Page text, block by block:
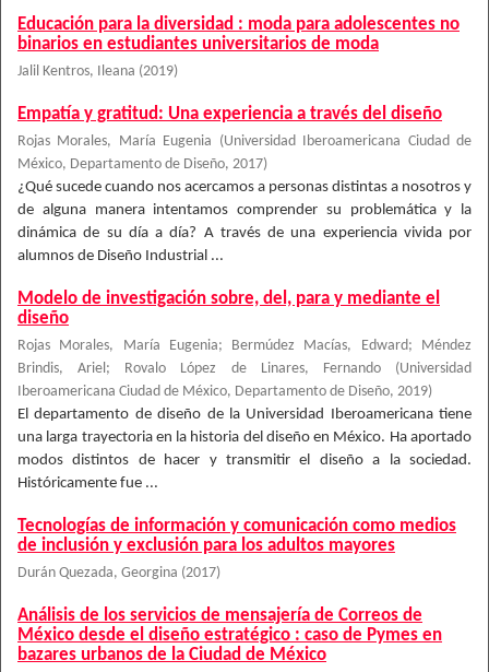
Educación para la diversidad : moda para adolescentes no
binarios en estudiantes universitarios de moda
Jalil Kentros, Ileana (2019)
Empatía y gratitud: Una experiencia a través del diseño
Rojas Morales, María Eugenia (Universidad Iberoamericana Ciudad de
México, Departamento de Diseño, 2017)
¿Qué sucede cuando nos acercamos a personas distintas a nosotros y
de alguna manera intentamos comprender su problemática y la
dinámica de su día a día? A través de una experiencia vivida por
alumnos de Diseño Industrial ...
Modelo de investigación sobre, del, para y mediante el
diseño
Rojas Morales, María Eugenia; Bermúdez Macías, Edward;
Méndez
Brindis, Ariel ; Rovalo López de Linares, Fernando (Universidad
Iberoamericana Ciudad de México, Departamento de Diseño, 2019)
El departamento de diseño de la Universidad Iberoamericana tiene
una larga trayectoria en la historia del diseño en México. Ha aportado
modos distintos de hacer y transmitir el diseño a la sociedad.
Históricamente fue ...
Tecnologías de información y comunicación como medios
de inclusión y exclusión para los adultos mayores
Durán Quezada, Georgina (2017)
Análisis de los servicios de mensajería de Correos de
México desde el diseño estratégico : caso de Pymes en
bazares urbanos de la Ciudad de México